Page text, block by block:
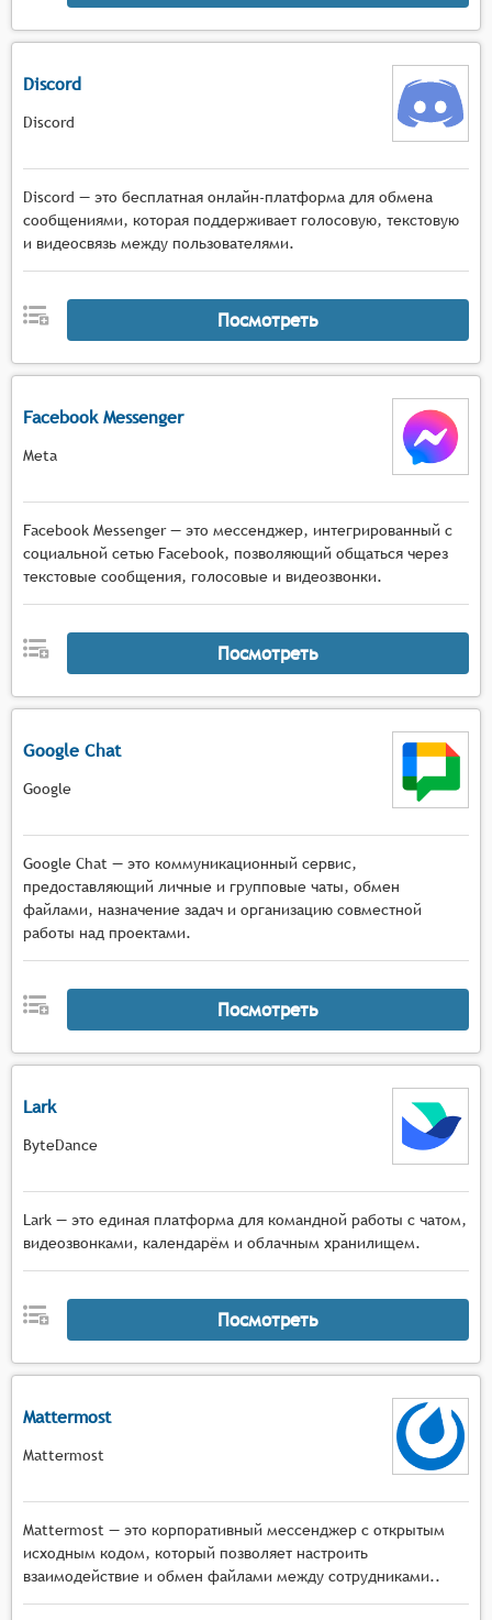
Discord
Discord
Discord — это бесплатная онлайн-платформа для обмена
сообщениями, которая поддерживает голосовую, текстовую
и видеосвязь между пользователями.
Посмотреть
Facebook Messenger
Meta
Facebook Messenger — это мессенджер, интегрированный с
социальной сетью Facebook, позволяющий общаться через
текстовые сообщения, голосовые и видеозвонки.
Посмотреть
Google Chat
Google
Google Chat — это коммуникационный сервис,
предоставляющий личные и групповые чаты, обмен
файлами, назначение задач и организацию совместной
работы над проектами.
Посмотреть
Lark
ByteDance
Lark — это единая платформа для командной работы с чатом,
видеозвонками, календарём и облачным хранилищем.
Посмотреть
Mattermost
Mattermost
Mattermost — это корпоративный мессенджер с открытым
исходным кодом, который позволяет настроить
взаимодействие и обмен файлами между сотрудниками..